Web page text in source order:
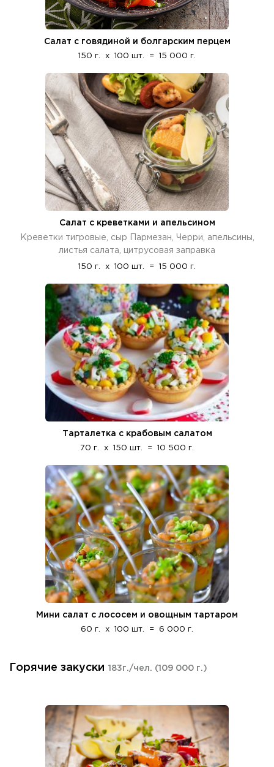
Салат с говядиной и болгарским перцем
150 г. x 100 шт. = 15 000 г.
Салат с креветками и апельсином
Креветки тигровые, сыр Пармезан, Черри, апельсины,
листья салата, цитрусовая заправка
150 г. x 100 шт. = 15 000 г.
Тарталетка с крабовым салатом
70 г. x 150 шт. = 10 500 г.
Мини салат с лососем и овощным тартаром
60 г. x 100 шт. = 6 000 г.
Горячие закуски 183г./чел. (109 000 г.)